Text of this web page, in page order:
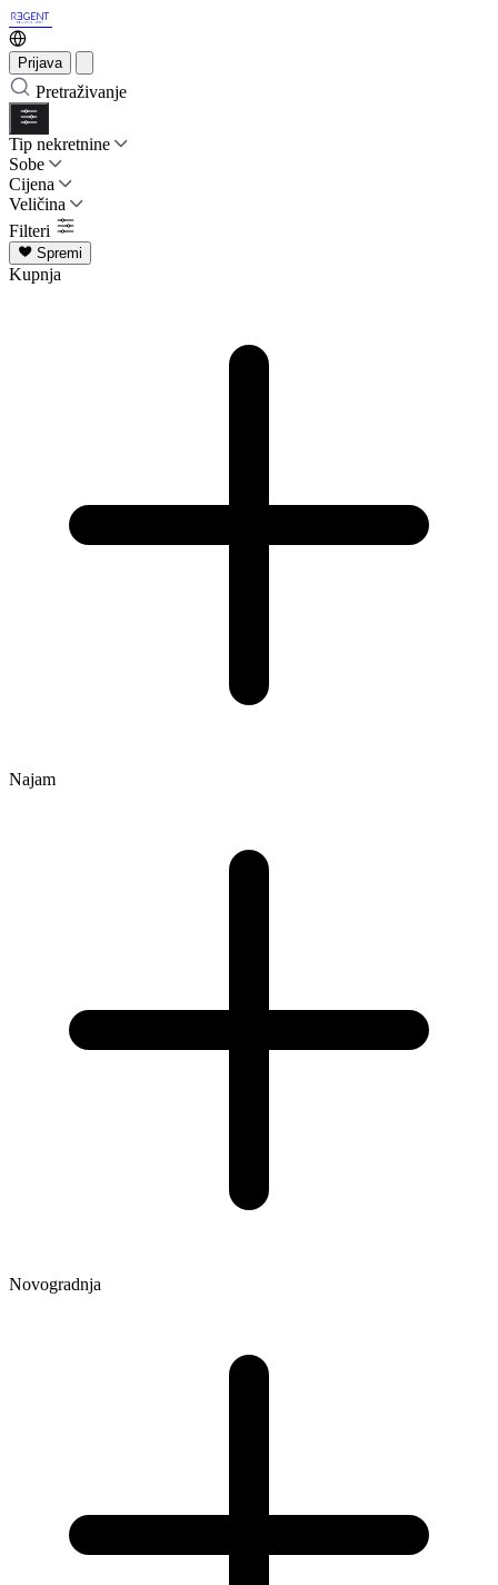
Prijava
Pretraživanje
Tip nekretnine
Sobe
Cijena
Veličina
Filteri
Spremi
Kupnja
Najam
Novogradnja